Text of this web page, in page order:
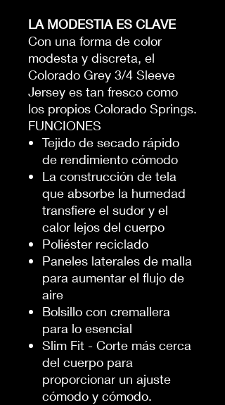
LA MODESTIA ES CLAVE
Con una forma de color
modesta y discreta, el
Colorado Grey 3/4 Sleeve
Jersey es tan fresco como
los propios Colorado Springs.
FUNCIONES
Tejido de secado rápido
de rendimiento cómodo
La construcción de tela
que absorbe la humedad
transfiere el sudor y el
calor lejos del cuerpo
Poliéster reciclado
Paneles laterales de malla
para aumentar el flujo de
aire
Bolsillo con cremallera
para lo esencial
Slim Fit - Corte más cerca
del cuerpo para
proporcionar un ajuste
cómodo y cómodo.